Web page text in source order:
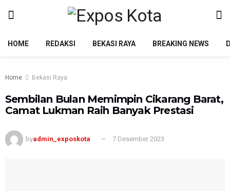
HOME REDAKSI BEKASI RAYA BREAKING NEWS
Home Bekasi Raya
Sembilan Bulan Memimpin Cikarang Barat,
Camat Lukman Raih Banyak Prestasi
byadmin_exposkota 7 Desember 2023